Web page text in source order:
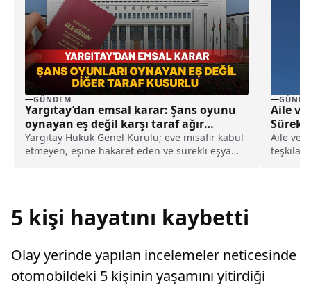
GÜNDEM
Yargıtay’dan emsal karar: Şans oyunu
oynayan eş değil karşı taraf ağır
kusurlu sayıldı
Yargıtay Hukuk Genel Kurulu; eve misafir kabul
etmeyen, eşine hakaret eden ve sürekli eşya
Aile ve
Aile ve
5 kişi hayatını kaybetti
Olay yerinde yapılan incelemeler neticesinde
otomobildeki 5 kişinin yaşamını yitirdiği